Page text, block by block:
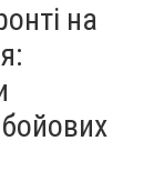
на